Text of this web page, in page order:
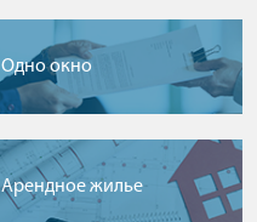
Одно окно
Арендное жилье